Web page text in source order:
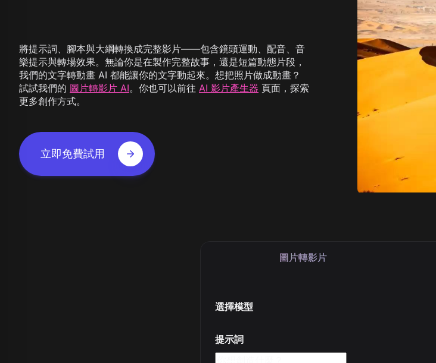
Vidu Q1
Hunyuan Video
Midjourney Video
Veo 3
Kling 2.5
將提示詞、腳本與大綱轉換成完整影片——包含鏡頭運動、配音、音
樂提示與轉場效果。無論你是在製作完整故事，還是短篇動態片段，
我們的文字轉動畫 AI 都能讓你的文字動起來。想把照片做成動畫？
試試我們的 圖片轉影片 AI。你也可以前往 AI 影片產生器 頁面，探索
更多創作方式。
立即免費試用
圖片轉影片
選擇模型
提示詞